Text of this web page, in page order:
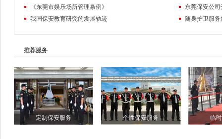
《东莞市娱乐场所管理条例》
东莞保安公
我国保安教育研究的发展轨迹
随身护卫服
推荐服务
定制保安服务 个性保安服务 临